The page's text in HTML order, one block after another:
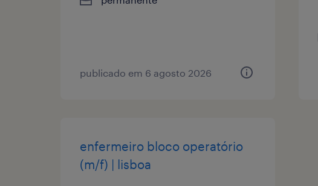
publicado em 6 agosto 2026
enfermeiro bloco operatório
(m/f) | lisboa